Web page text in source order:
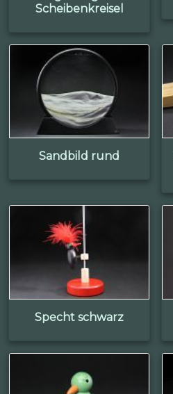
Scheibenkreisel
Sandbild rund
Specht schwarz